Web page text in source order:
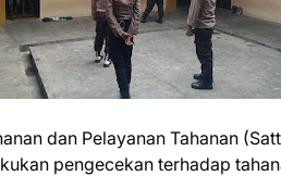
dan Pelayanan Tahanan
pengecekan terhadap